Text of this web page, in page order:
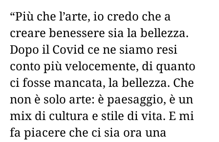
“Più che l’arte, io credo che a
creare benessere sia la bellezza.
Dopo il Covid ce ne siamo resi
conto più velocemente, di quanto
ci fosse mancata, la bellezza. Che
non è solo arte: è paesaggio, è un
mix di cultura e stile di vita. E mi
fa piacere che ci sia ora una